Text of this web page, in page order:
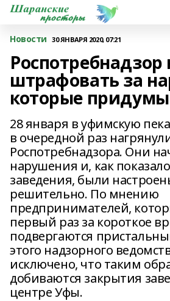
Новости 30 ЯНВАРЯ 2020, 07:21
Роспотребнадзор
штрафовать за
которые
28 января в уфимскую
в очередной раз
Роспотребнадзора. Они
нарушения и, как
заведения, были
решительно. По мнению
предпринимателей,
первый раз за короткое
подвергаются
этого надзорного
исключено, что таким
добиваются закрытия
центре Уфы.